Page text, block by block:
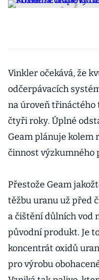
Vinkler očekává, že
odčerpávacích
na úroveň třináctého
čtyři roky. Úplné
Geam plánuje kolem
činnost výzkumného
Přestože Geam
těžbu uranu už před
a čištění důlních vod
původní produkt. Je
koncentrát oxidů
pro výrobu